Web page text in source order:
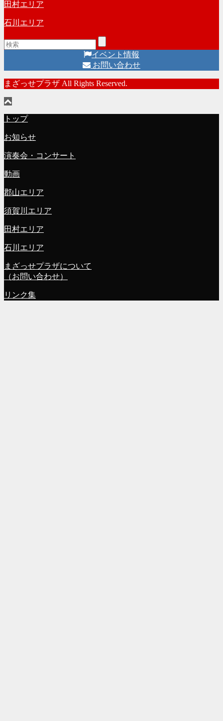
田村エリア
石川エリア
イベント情報
お問い合わせ
まざっせプラザ All Rights Reserved.
トップ
お知らせ
演奏会・コンサート
動画
郡山エリア
須賀川エリア
田村エリア
石川エリア
まざっせプラザについて
（お問い合わせ）
リンク集